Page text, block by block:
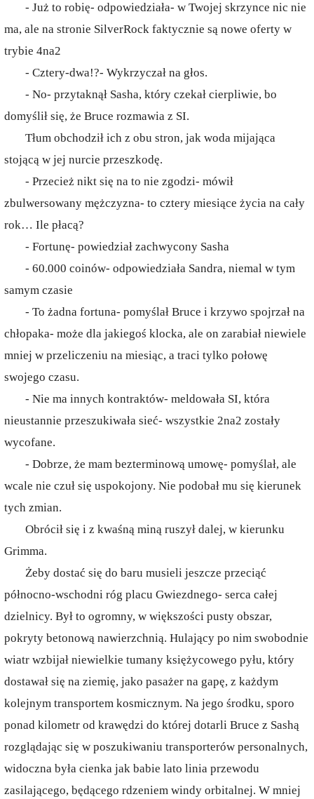
- Już to robię- odpowiedziała- w Twojej skrzynce nic nie
ma, ale na stronie SilverRock faktycznie są nowe oferty w
trybie 4na2
- Cztery-dwa!?- Wykrzyczał na głos.
- No- przytaknął Sasha, który czekał cierpliwie, bo
domyślił się, że Bruce rozmawia z SI.
Tłum obchodził ich z obu stron, jak woda mijająca
stojącą w jej nurcie przeszkodę.
- Przecież nikt się na to nie zgodzi- mówił
zbulwersowany mężczyzna- to cztery miesiące życia na cały
rok… Ile płacą?
- Fortunę- powiedział zachwycony Sasha
- 60.000 coinów- odpowiedziała Sandra, niemal w tym
samym czasie
- To żadna fortuna- pomyślał Bruce i krzywo spojrzał na
chłopaka- może dla jakiegoś klocka, ale on zarabiał niewiele
mniej w przeliczeniu na miesiąc, a traci tylko połowę
swojego czasu.
- Nie ma innych kontraktów- meldowała SI, która
nieustannie przeszukiwała sieć- wszystkie 2na2 zostały
wycofane.
- Dobrze, że mam bezterminową umowę- pomyślał, ale
wcale nie czuł się uspokojony. Nie podobał mu się kierunek
tych zmian.
Obrócił się i z kwaśną miną ruszył dalej, w kierunku
Grimma.
Żeby dostać się do baru musieli jeszcze przeciąć
północno-wschodni róg placu Gwiezdnego- serca całej
dzielnicy. Był to ogromny, w większości pusty obszar,
pokryty betonową nawierzchnią. Hulający po nim swobodnie
wiatr wzbijał niewielkie tumany księżycowego pyłu, który
dostawał się na ziemię, jako pasażer na gapę, z każdym
kolejnym transportem kosmicznym. Na jego środku, sporo
ponad kilometr od krawędzi do której dotarli Bruce z Sashą
rozglądając się w poszukiwaniu transporterów personalnych,
widoczna była cienka jak babie lato linia przewodu
zasilającego, będącego rdzeniem windy orbitalnej. W mniej